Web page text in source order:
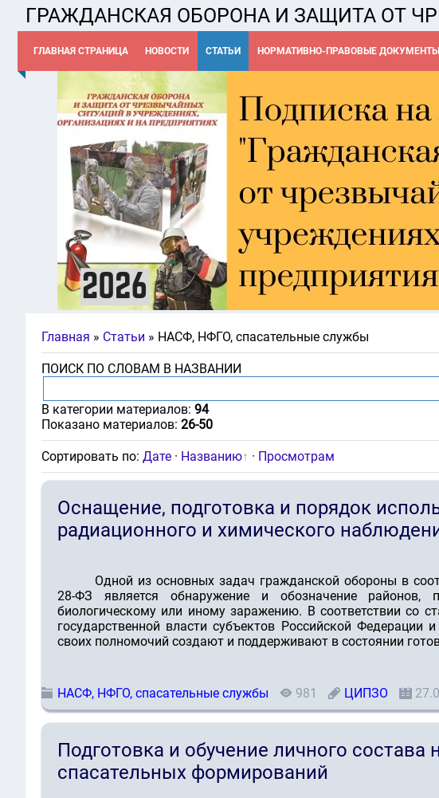
ГРАЖДАНСКАЯ ОБОРОНА И ЗАЩИТА ОТ
ГЛАВНАЯ СТРАНИЦА НОВОСТИ СТАТЬИ НОРМАТИВНО-ПРАВОВЫЕ
Главная » Статьи » НАСФ, НФГО, спасательные службы
ПОИСК ПО СЛОВАМ В НАЗВАНИИ
В категории материалов: 94
Показано материалов: 26-50
Сортировать по: Дате · Названию · Просмотрам
Оснащение, подготовка и порядок
радиационного и химического
Одной из основных задач гражданской обороны в
28-ФЗ является обнаружение и обозначение районов,
биологическому или иному заражению. В соответствии со
государственной власти субъектов Российской Федерации
своих полномочий создают и поддерживают в состоянии
НАСФ, НФГО, спасательные службы 981 ЦИПЗО
Подготовка и обучение личного
спасательных формирований